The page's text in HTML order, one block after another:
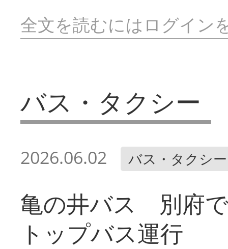
全文を読むにはログイン
バス・タクシー
2026.06.02 バス・タクシー
亀の井バス 別府
トップバス運行